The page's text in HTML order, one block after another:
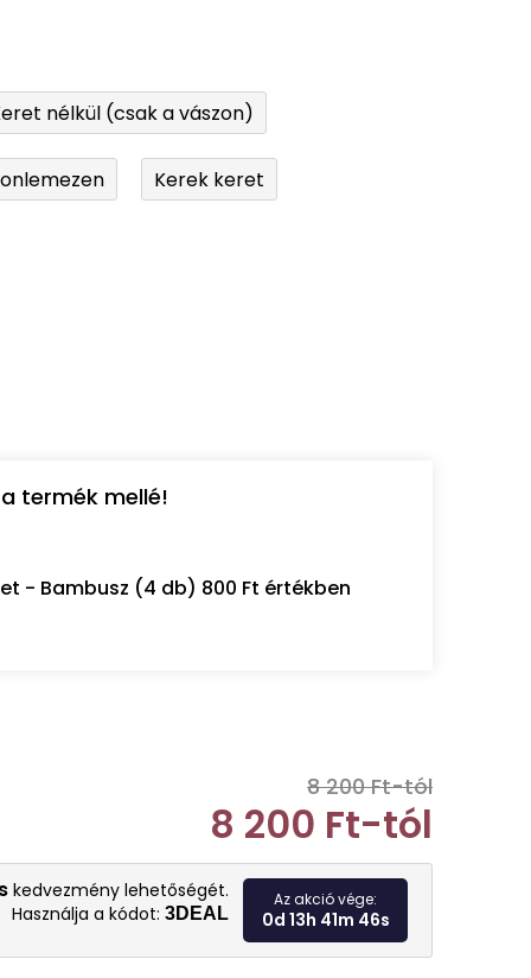
nélkül (csak a vászon)
Kerek keret
termék mellé!
- Bambusz (4 db) 800 Ft értékben
8 200 Ft-tól
8 200 Ft-tól
Egységár:
kedvezmény lehetőségét.
Használja a kódot: 3DEAL
Az akció vége:
0d 13h 41m 45s